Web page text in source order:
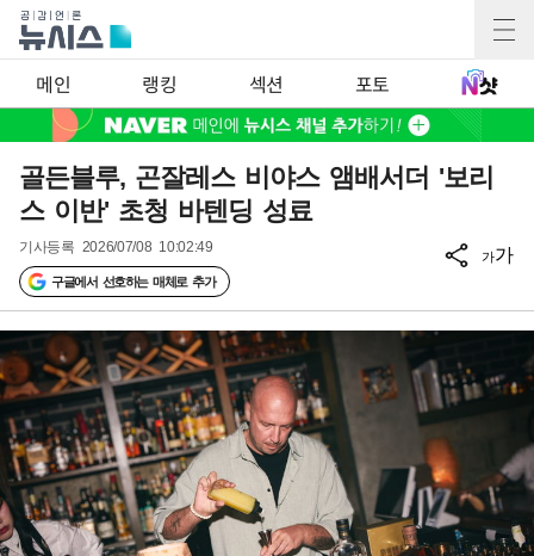
메인 랭킹 섹션 포토
골든블루, 곤잘레스 비야스 앰배서더 '보리
스 이반' 초청 바텐딩 성료
기사등록 2026/07/08 10:02:49
구글에서 선호하는 매체로 추가
가가